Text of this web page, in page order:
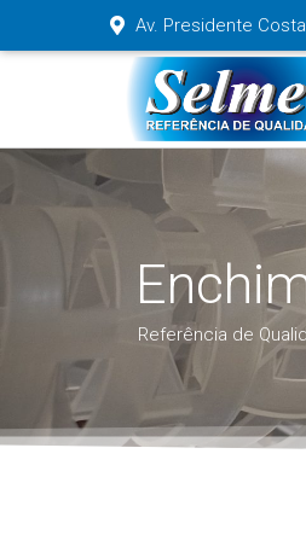
Av. Presidente
Referência de